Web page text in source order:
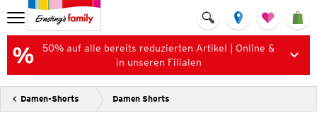
50% auf alle bereits reduzierten Artikel | Online &
in unseren Filialen
Damen-Shorts Damen Shorts